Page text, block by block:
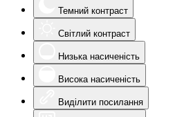
Темний контраст
Світлий контраст
Низька насиченість
Висока насиченість
Виділити посилання